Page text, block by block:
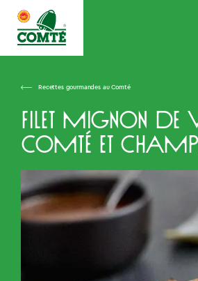
Recettes gourmandes au Comté
Filet mignon de
Comté et